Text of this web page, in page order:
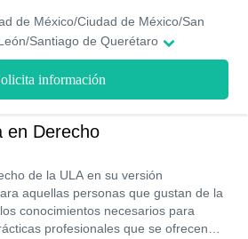
de México/Ciudad de México/San
Santiago de Querétaro
información
en Derecho
de la ULA en su versión
aquellas personas que gustan de la
conocimientos necesarios para
profesionales que se ofrecen